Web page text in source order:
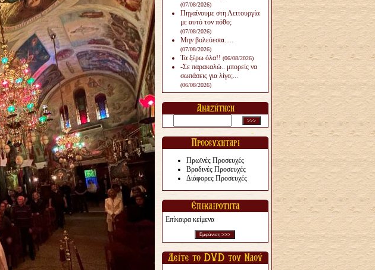
(07/08/2026)
Πηγαίνουμε στη Λειτουργία
με αυτό τον πόθο;
(07/08/2026)
Μην βολεύεσαι.....
(07/08/2026)
Τα ξέρω όλα!! (06/08/2026)
-Σε παρακαλώ.. μπορείς να
σωπάσεις για λίγο;...
(06/08/2026)
Πρωϊνές Προσευχές
Βραδινές Προσευχές
Διάφορες Προσευχές
Επίκαιρα κείμενα